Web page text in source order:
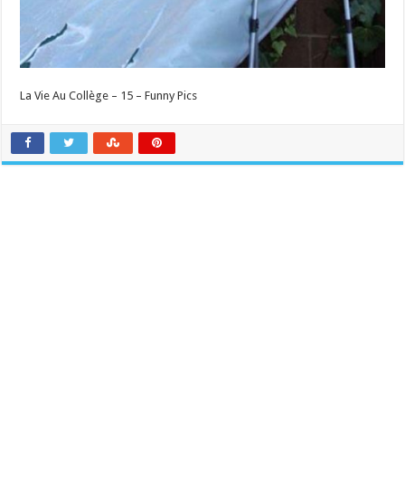
La Vie Au Collège – 15 – Funny Pics